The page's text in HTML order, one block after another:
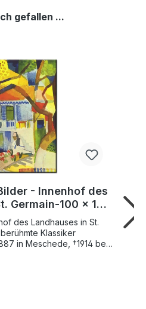
gefallen ...
- Innenhof des
Germain-100 x 130
cm
des Landhauses in St.
Klassiker
in Meschede, †1914 bei
in diesem